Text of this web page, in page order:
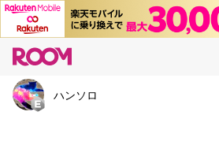
ハンソロ